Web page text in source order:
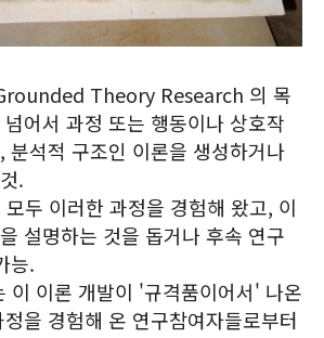
Theory Research 의 목
어서 과정 또는 행동이나 상호작
분석적 구조인 이론을 생성하거나
.
두 이러한 과정을 경험해 왔고, 이
설명하는 것을 돕거나 후속 연구
능.
이 이론 개발이 '규격품이어서' 나온
을 경험해 온 연구참여자들로부터